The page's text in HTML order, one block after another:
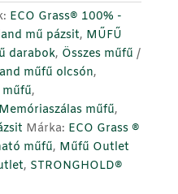
ECO Grass® 100% -
mű pázsit, MŰFŰ
darabok, Összes műfű
műfű olcsón,
,
Memóriaszálas műfű,
Márka: ECO Grass ®
műfű, Műfű Outlet
, STRONGHOLD®